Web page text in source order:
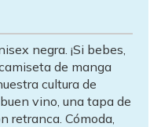
negra. ¡Si bebes,
de manga
cultura de
vino, una tapa de
retranca. Cómoda,